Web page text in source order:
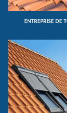
ENTREPRISE DE